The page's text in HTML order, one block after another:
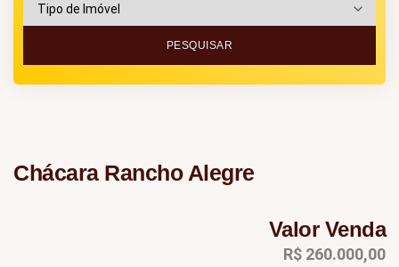
PESQUISAR
Chácara Rancho Alegre
Valor Venda
R$ 260.000,00